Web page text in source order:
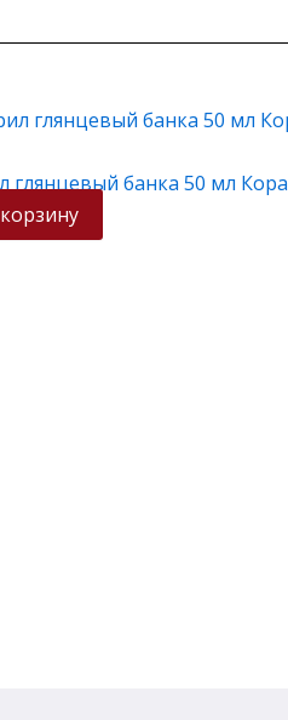
глянцевый банка 50 мл